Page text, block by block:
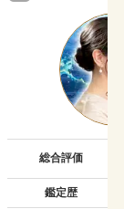
総合評価
鑑定歴